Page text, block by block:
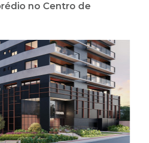
no Centro de